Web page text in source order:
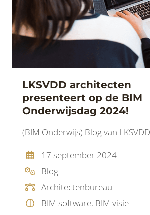
LKSVDD architecten
presenteert op de BIM
Onderwijsdag 2024!
(BIM Onderwijs) Blog van LKSVDD
17 september 2024
Blog
Architectenbureau
BIM software, BIM visie